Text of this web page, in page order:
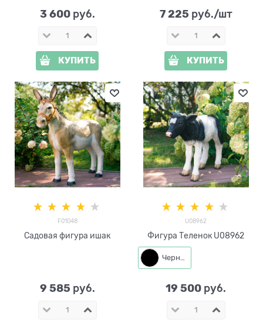
3 600 руб.
КУПИТЬ
7 225 руб./шт
КУПИТЬ
F01048
Садовая фигура ишак
9 585 руб.
U08962
Фигура Теленок U08962
Черный
19 500 руб.